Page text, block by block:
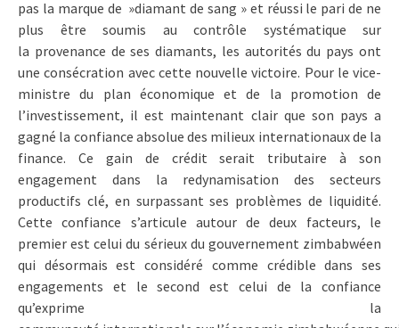
pas la marque de »diamant de sang » et réussi le pari de ne
plus être soumis au contrôle systématique sur
la provenance de ses diamants, les autorités du pays ont
une consécration avec cette nouvelle victoire. Pour le vice-
ministre du plan économique et de la promotion de
l’investissement, il est maintenant clair que son pays a
gagné la confiance absolue des milieux internationaux de la
finance. Ce gain de crédit serait tributaire à son
engagement dans la redynamisation des secteurs
productifs clé, en surpassant ses problèmes de liquidité.
Cette confiance s’articule autour de deux facteurs, le
premier est celui du sérieux du gouvernement zimbabwéen
qui désormais est considéré comme crédible dans ses
engagements et le second est celui de la confiance
qu’exprime la